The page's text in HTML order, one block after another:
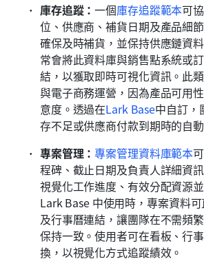
庫存追蹤：一個庫存追蹤範本可
位、供應商、補貨日期及產品細
確保及時補貨，並保持供應鏈資
常會將此資料庫與銷售點系統或
結，以獲取即時可視化資訊。此
與電子商務運營，因為產品可用
意度。透過在Lark Base中自訂，
存不足或供應商付款到期時的自
專案管理：專案管理資料庫範本
程碑、截止日期及負責人詳細資
視覺化工作進度、有效分配資源
Lark Base 中使用時，專案資料
及行事曆連結，讓團隊在不需頻
保持一致。使用者可在看板、行
換，以視覺化方式追蹤績效。